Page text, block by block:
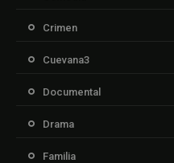
Crimen
Cuevana3
Documental
Drama
Familia